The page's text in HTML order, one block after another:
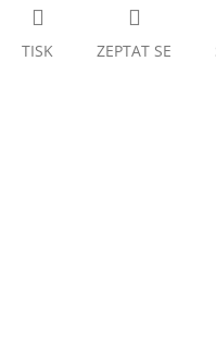
TISK ZEPTAT SE